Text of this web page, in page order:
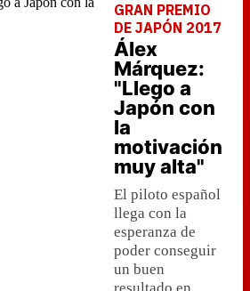
GRAN PREMIO
DE JAPÓN 2017
Álex
Márquez:
"Llego a
Japón con
la
motivación
muy alta"
El piloto español
llega con la
esperanza de
poder conseguir
un buen